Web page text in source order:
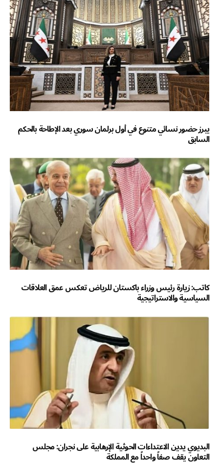
يبرز حضور نسائي متنوع في أول برلمان سوري بعد الإطاحة بالحكم
السابق
كاتب: زيارة رئيس وزراء باكستان للرياض تعكس عمق العلاقات
السياسية والاستراتيجية
البديوي يدين الاعتداءات الحوثية الإرهابية على نجران: مجلس
التعاون يقف صفاً واحداً مع المملكة